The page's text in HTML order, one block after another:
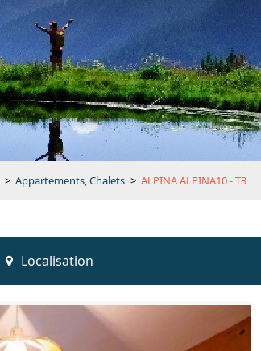
> Appartements, Chalets > ALPINA ALPINA10 - T3
Localisation